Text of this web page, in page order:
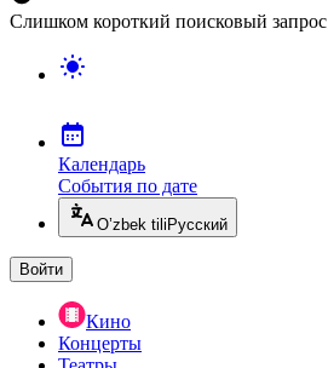
Слишком короткий поисковый запрос
Календарь
События по дате
O’zbek tili Русский
Войти
Кино
Концерты